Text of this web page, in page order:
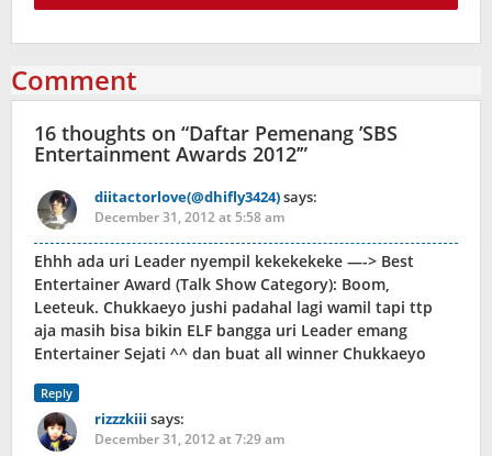
Comment
16 thoughts on “Daftar Pemenang ’SBS
Entertainment Awards 2012’”
diitactorlove(@dhifly3424)says:
December 31, 2012 at 5:58 am
Ehhh ada uri Leader nyempil kekekekeke —-> Best
Entertainer Award (Talk Show Category): Boom,
Leeteuk. Chukkaeyo jushi padahal lagi wamil tapi ttp
aja masih bisa bikin ELF bangga uri Leader emang
Entertainer Sejati ^^ dan buat all winner Chukkaeyo
Reply
rizzzkiii says:
December 31, 2012 at 7:29 am